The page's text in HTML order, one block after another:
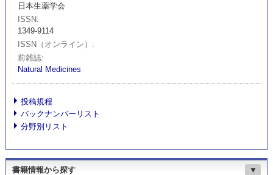
日本生薬学会
ISSN
1349-9114
ISSN（オンライン）
前雑誌
Natural Medicines
投稿規程
バックナンバーリスト
分野別リスト
書籍情報から探す ▼